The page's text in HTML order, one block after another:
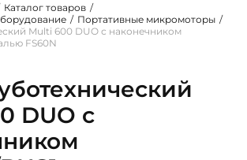
Каталог товаров /
/ Портативные микромоторы /
Multi 600 DUO с наконечником
FS60N
DUO с